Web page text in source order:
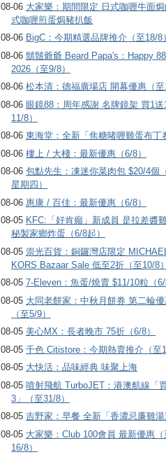
08-06 大家樂：期間限定 日式咖喱牛面焗
式咖喱煎蛋焗豬扒飯
08-06 BigC：今期精選品牌推介（至18/8）
08-06 鬍鬚爺爺 Beard Papa's：Happy
2026（至9/8）
08-06 松本清：德福廣場店 開幕優惠（至
08-06 眼鏡88：周年感謝 名牌鏡架 買1送
11/8）
08-06 東海堂：全新「焦糖啫喱雞蛋布丁
08-06 樓上 / 大棧：最新優惠（6/8）
08-06 包點先生：凍迷你菜肉包 $20/4個
星期四）
08-06 惠康 / 百佳：最新優惠（6/8）
08-05 KFC:「好肯癲」新成員 是拉差醬
秘製家鄉炸蛋（6/8起）
08-05 崇光百貨：銅鑼灣店限定 MICHAEL
KORS Bazaar Sale 低至2折（至10/8）
08-05 7-Eleven：魚蛋/燒賣 $11/10粒（6/
08-05 大同老餅家：中秋月餅券 第二輪
（至5/9）
08-05 美心MX：長者晚市 75折（6/8）
08-05 千色 Citistore：今期熱賣推介（至
08-05 大快活：品味經典 味聚上海
08-05 噴射飛航 TurboJET：港澳航線「
3」（至31/8）
08-05 吉野家：早餐 全新「香濃忌廉雞湯
08-05 大家樂：Club 100會員 最新優惠（
16/8）